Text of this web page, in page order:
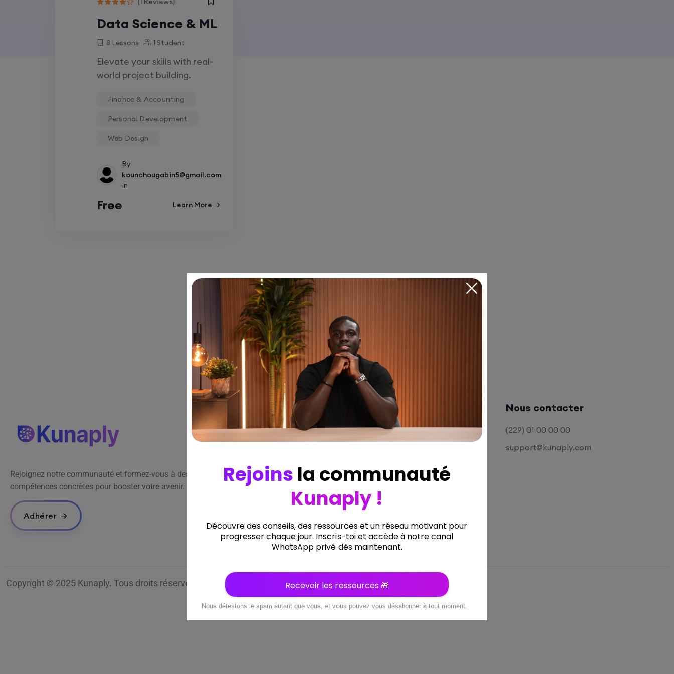
Data Science & ML
8 Lessons 1 Student
Elevate your skills with real-
world project building.
Finance & Accounting
Personal Development
Web Design
By
kounchougabin5@gmail.com
In
Free Learn More
Rejoignez notre communauté et formez-vous à des
compétences concrètes pour booster votre avenir.
Adhérer
Liens Utiles
À propos
Faq
Menus
Accueil
Formations
Temoignages
Nous contacter
(229) 01 00 00 00
support@kunaply.com
Copyright © 2025 Kunaply. Tous droits réservés Terms of service Privacy Policy